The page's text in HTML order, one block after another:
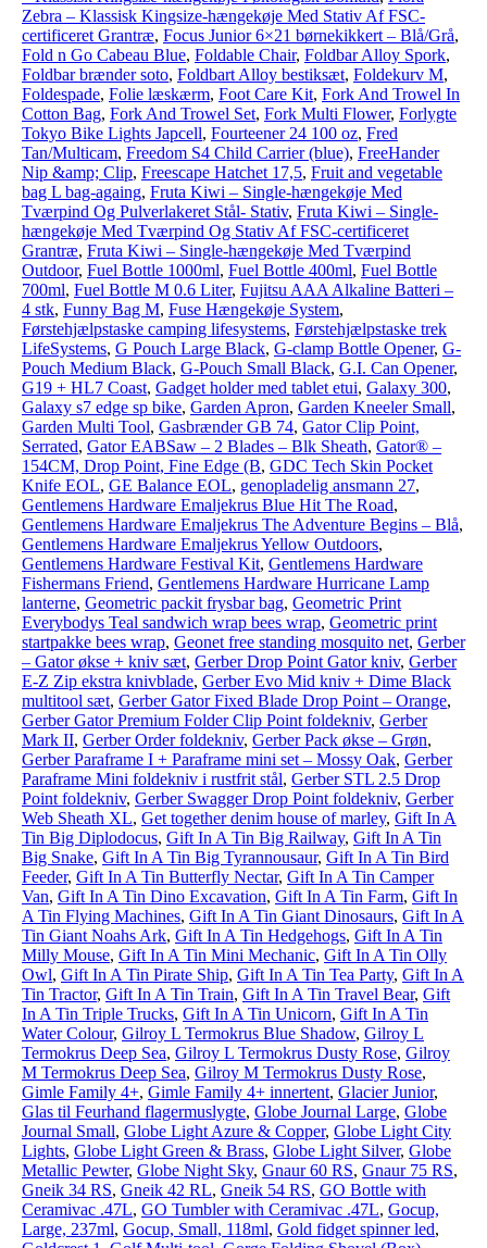
Zebra – Klassisk Kingsize-hængekøje Med Stativ Af FSC-
certificeret Grantræ, Focus Junior 6×21 børnekikkert – Blå/Grå,
Fold n Go Cabeau Blue, Foldable Chair, Foldbar Alloy Spork,
Foldbar brænder soto, Foldbart Alloy bestiksæt, Foldekurv M,
Foldespade, Folie læskærm, Foot Care Kit, Fork And Trowel In
Cotton Bag, Fork And Trowel Set, Fork Multi Flower, Forlygte
Tokyo Bike Lights Japcell, Fourteener 24 100 oz, Fred
Tan/Multicam, Freedom S4 Child Carrier (blue), FreeHander
Nip &amp; Clip, Freescape Hatchet 17,5, Fruit and vegetable
bag L bag-againg, Fruta Kiwi – Single-hængekøje Med
Tværpind Og Pulverlakeret Stål- Stativ, Fruta Kiwi – Single-
hængekøje Med Tværpind Og Stativ Af FSC-certificeret
Grantræ, Fruta Kiwi – Single-hængekøje Med Tværpind
Outdoor, Fuel Bottle 1000ml, Fuel Bottle 400ml, Fuel Bottle
700ml, Fuel Bottle M 0.6 Liter, Fujitsu AAA Alkaline Batteri –
4 stk, Funny Bag M, Fuse Hængekøje System,
Førstehjælpstaske camping lifesystems, Førstehjælpstaske trek
LifeSystems, G Pouch Large Black, G-clamp Bottle Opener, G-
Pouch Medium Black, G-Pouch Small Black, G.I. Can Opener,
G19 + HL7 Coast, Gadget holder med tablet etui, Galaxy 300,
Galaxy s7 edge sp bike, Garden Apron, Garden Kneeler Small,
Garden Multi Tool, Gasbrænder GB 74, Gator Clip Point,
Serrated, Gator EABSaw – 2 Blades – Blk Sheath, Gator® –
154CM, Drop Point, Fine Edge (B, GDC Tech Skin Pocket
Knife EOL, GE Balance EOL, genopladelig ansmann 27,
Gentlemens Hardware Emaljekrus Blue Hit The Road,
Gentlemens Hardware Emaljekrus The Adventure Begins – Blå,
Gentlemens Hardware Emaljekrus Yellow Outdoors,
Gentlemens Hardware Festival Kit, Gentlemens Hardware
Fishermans Friend, Gentlemens Hardware Hurricane Lamp
lanterne, Geometric packit frysbar bag, Geometric Print
Everybodys Teal sandwich wrap bees wrap, Geometric print
startpakke bees wrap, Geonet free standing mosquito net, Gerber
– Gator økse + kniv sæt, Gerber Drop Point Gator kniv, Gerber
E-Z Zip ekstra knivblade, Gerber Evo Mid kniv + Dime Black
multitool sæt, Gerber Gator Fixed Blade Drop Point – Orange,
Gerber Gator Premium Folder Clip Point foldekniv, Gerber
Mark II, Gerber Order foldekniv, Gerber Pack økse – Grøn,
Gerber Paraframe I + Paraframe mini set – Mossy Oak, Gerber
Paraframe Mini foldekniv i rustfrit stål, Gerber STL 2.5 Drop
Point foldekniv, Gerber Swagger Drop Point foldekniv, Gerber
Web Sheath XL, Get together denim house of marley, Gift In A
Tin Big Diplodocus, Gift In A Tin Big Railway, Gift In A Tin
Big Snake, Gift In A Tin Big Tyrannousaur, Gift In A Tin Bird
Feeder, Gift In A Tin Butterfly Nectar, Gift In A Tin Camper
Van, Gift In A Tin Dino Excavation, Gift In A Tin Farm, Gift In
A Tin Flying Machines, Gift In A Tin Giant Dinosaurs, Gift In A
Tin Giant Noahs Ark, Gift In A Tin Hedgehogs, Gift In A Tin
Milly Mouse, Gift In A Tin Mini Mechanic, Gift In A Tin Olly
Owl, Gift In A Tin Pirate Ship, Gift In A Tin Tea Party, Gift In A
Tin Tractor, Gift In A Tin Train, Gift In A Tin Travel Bear, Gift
In A Tin Triple Trucks, Gift In A Tin Unicorn, Gift In A Tin
Water Colour, Gilroy L Termokrus Blue Shadow, Gilroy L
Termokrus Deep Sea, Gilroy L Termokrus Dusty Rose, Gilroy
M Termokrus Deep Sea, Gilroy M Termokrus Dusty Rose,
Gimle Family 4+, Gimle Family 4+ innertent, Glacier Junior,
Glas til Feurhand flagermuslygte, Globe Journal Large, Globe
Journal Small, Globe Light Azure & Copper, Globe Light City
Lights, Globe Light Green & Brass, Globe Light Silver, Globe
Metallic Pewter, Globe Night Sky, Gnaur 60 RS, Gnaur 75 RS,
Gneik 34 RS, Gneik 42 RL, Gneik 54 RS, GO Bottle with
Ceramivac .47L, GO Tumbler with Ceramivac .47L, Gocup,
Large, 237ml, Gocup, Small, 118ml, Gold fidget spinner led,